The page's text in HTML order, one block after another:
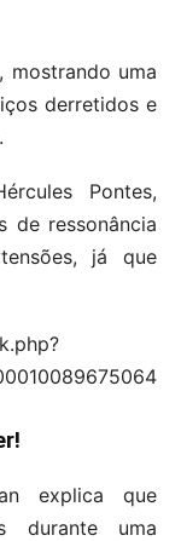
mostrando uma
derretidos e
Pontes,
de ressonância
já que
explica que
durante uma